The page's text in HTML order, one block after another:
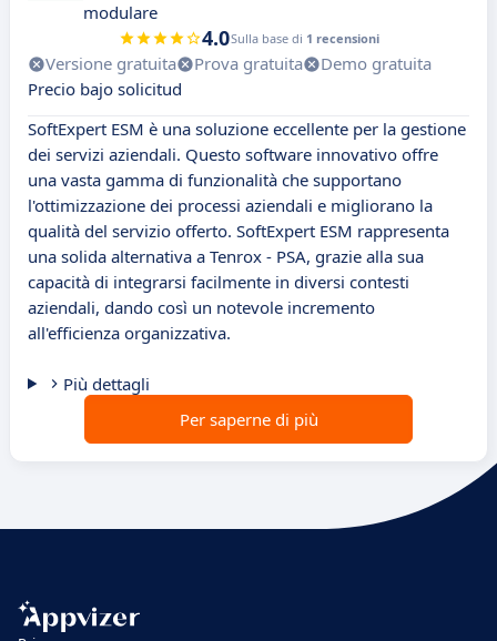
modulare
4.0Sulla base di 1 recensioni
Versione gratuita Prova gratuita
Demo gratuita
Precio bajo solicitud
SoftExpert ESM è una soluzione eccellente per la gestione
dei servizi aziendali. Questo software innovativo offre
una vasta gamma di funzionalità che supportano
l'ottimizzazione dei processi aziendali e migliorano la
qualità del servizio offerto. SoftExpert ESM rappresenta
una solida alternativa a Tenrox - PSA, grazie alla sua
capacità di integrarsi facilmente in diversi contesti
aziendali, dando così un notevole incremento
all'efficienza organizzativa.
Più dettagli
Per saperne di più